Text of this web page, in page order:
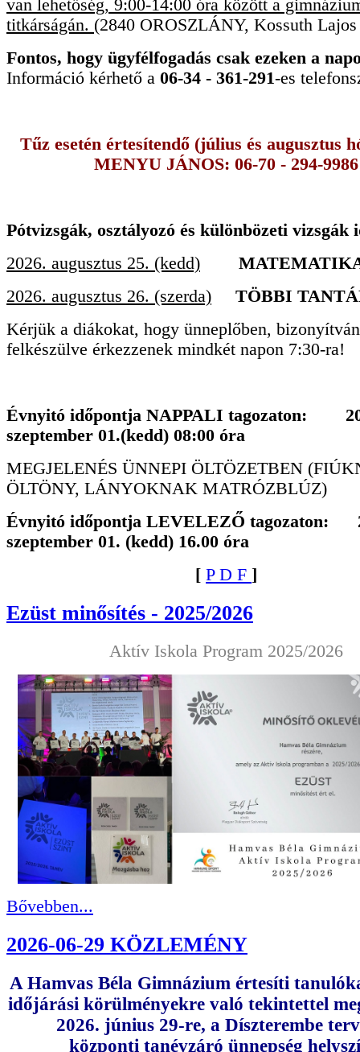
van lehetőség, 9:00-14:00 óra között a
titkárságán. (2840 OROSZLÁNY, Kossuth
Fontos, hogy ügyfélfogadás csak ezeken a
Információ kérhető a 06-34 - 361-291-es
Tűz esetén értesítendő (július és augusztus
MENYU JÁNOS: 06-70 - 294-9986
Pótvizsgák, osztályozó és különbözeti vizsgák
2026. augusztus 25. (kedd)
2026. augusztus 26. (szerda)
TÖBBI
Kérjük a diákokat, hogy ünneplőben,
felkészülve érkezzenek mindkét napon 7:30-ra!
Évnyitó időpontja NAPPALI tagozaton:
szeptember 01.(kedd) 08:00 óra
MEGJELENÉS ÜNNEPI ÖLTÖZETBEN
ÖLTÖNY, LÁNYOKNAK MATRÓZBLÚZ)
Évnyitó időpontja LEVELEZŐ tagozaton:
szeptember 01. (kedd) 16.00 óra
[P D F]
Ezüst minősítés - 2025/2026
Aktív Iskola Program 2025/2026
Bővebben...
2026-06-29 KÖZLEMÉNY
A Hamvas Béla Gimnázium értesíti
időjárási körülményekre való tekintettel
2026. június 29-re, a Díszterembe
központi tanévzáró ünnepség